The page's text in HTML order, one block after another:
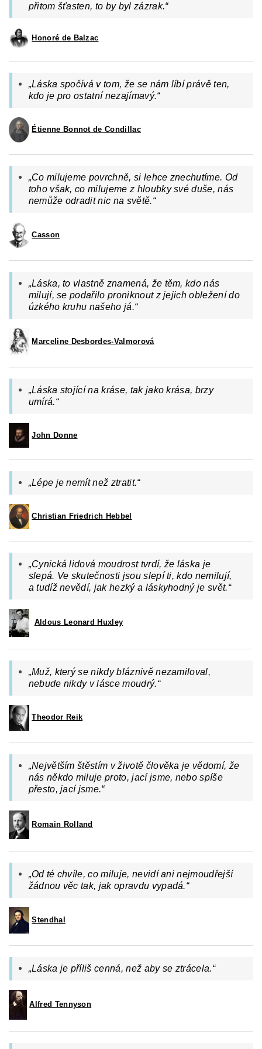
přitom šťasten, to by byl zázrak.“
Honoré de Balzac
„Láska spočívá v tom, že se nám líbí právě ten,
kdo je pro ostatní nezajímavý.“
Étienne Bonnot de Condillac
„Co milujeme povrchně, si lehce znechutíme. Od
toho však, co milujeme z hloubky své duše, nás
nemůže odradit nic na světě.“
Casson
„Láska, to vlastně znamená, že těm, kdo nás
milují, se podařilo proniknout z jejich obležení do
úzkého kruhu našeho já.“
Marceline Desbordes-Valmorová
„Láska stojící na kráse, tak jako krása, brzy
umírá.“
John Donne
„Lépe je nemít než ztratit.“
Christian Friedrich Hebbel
„Cynická lidová moudrost tvrdí, že láska je
slepá. Ve skutečnosti jsou slepí ti, kdo nemilují,
a tudíž nevědí, jak hezký a láskyhodný je svět.“
Aldous Leonard Huxley
„Muž, který se nikdy bláznivě nezamiloval,
nebude nikdy v lásce moudrý.“
Theodor Reik
„Největším štěstím v životě člověka je vědomí, že
nás někdo miluje proto, jací jsme, nebo spíše
přesto, jací jsme.“
Romain Rolland
„Od té chvíle, co miluje, nevidí ani nejmoudřejší
žádnou věc tak, jak opravdu vypadá.“
Stendhal
„Láska je příliš cenná, než aby se ztrácela.“
Alfred Tennyson